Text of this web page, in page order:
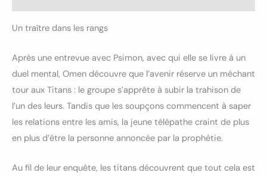
Un traître dans les rangs
Après une entrevue avec Psimon, avec qui elle se livre à un
duel mental, Omen découvre que l’avenir réserve un méchant
tour aux Titans : le groupe s’apprête à subir la trahison de
l’un des leurs. Tandis que les soupçons commencent à saper
les relations entre les amis, la jeune télépathe craint de plus
en plus d’être la personne annoncée par la prophétie.
Au fil de leur enquête, les titans découvrent que tout cela est